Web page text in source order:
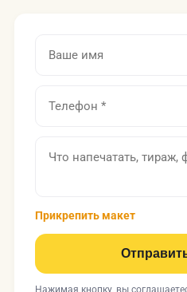
Прикрепить макет
Нажимая кнопку, вы